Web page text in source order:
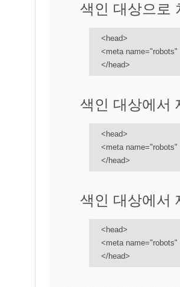
색인 대상으로
<head>
<meta
</head>
색인 대상에서
<head>
<meta
</head>
색인 대상에서
<head>
<meta
</head>